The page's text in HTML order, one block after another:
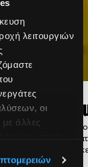
λειτουργιών
οι
με άλλες